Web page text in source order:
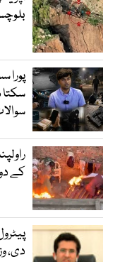
پورا
کے
دی،